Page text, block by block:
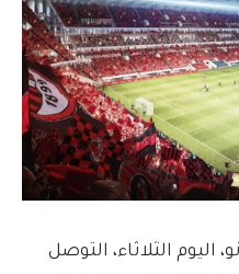
اليوم الثلاثاء، التوصل